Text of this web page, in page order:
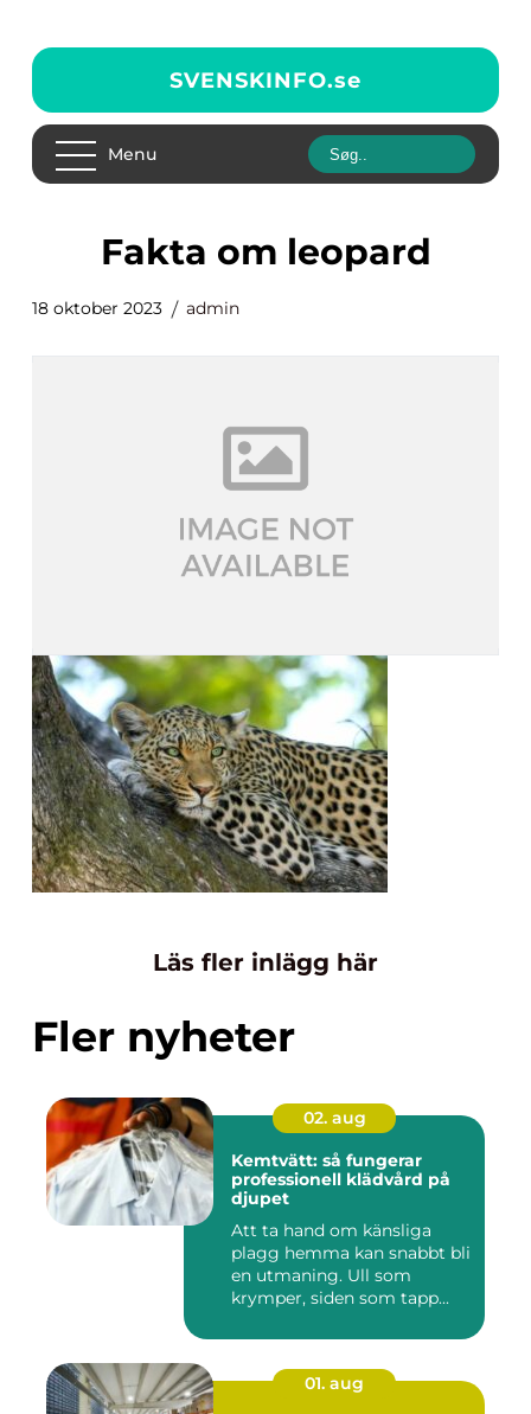
SVENSKINFO.se
Menu
fakta om leopard
18 oktober 2023 admin
Läs fler inlägg här
Fler nyheter
02. aug
Kemtvätt: så fungerar
professionell klädvård på
djupet
Att ta hand om känsliga
plagg hemma kan snabbt bli
en utmaning. Ull som
krymper, siden som tapp...
01. aug